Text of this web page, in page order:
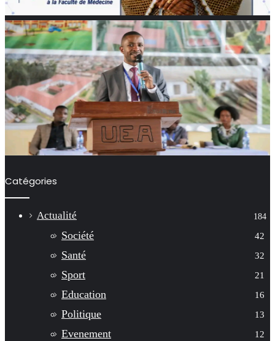
Catégories
Actualité 184
Société 42
Santé 32
Sport 21
Education 16
Politique 13
Evenement 12